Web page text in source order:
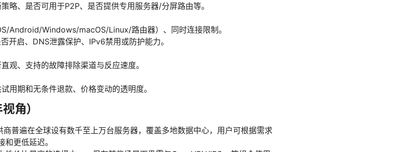
略、是否可用于P2P、是否提供专用服务器/分屏路由等。
Android/Windows/macOS/Linux/路由器）、同时连接限制。
开启、DNS泄露保护、IPv6禁用或防护能力。
观、支持的故障排除渠道与反应速度。
用期和无条件退款、价格变动的透明度。
角）
普遍在全球设有数千至上万台服务器，覆盖多地数据中心，用户可根据需求
更低延迟。